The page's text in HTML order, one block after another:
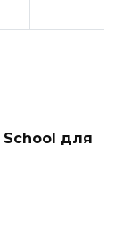
School для